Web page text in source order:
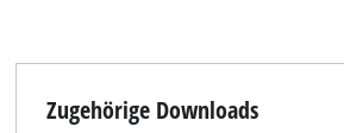
Zugehörige Downloads